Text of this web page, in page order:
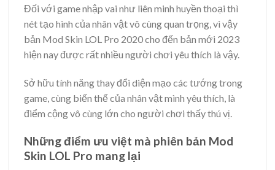
Đối với game nhập vai như liên minh huyền thoại thì
nét tạo hình của nhân vật vô cùng quan trọng, vì vậy
bản Mod Skin LOL Pro 2020 cho đến bản mới 2023
hiện nay được rất nhiều người chơi yêu thích là vậy.
Sở hữu tính năng thay đổi diện mạo các tướng trong
game, cùng biến thể của nhân vật mình yêu thích, là
điểm cộng vô cùng lớn cho người chơi thấy thú vị.
Những điểm ưu việt mà phiên bản Mod
Skin LOL Pro mang lại